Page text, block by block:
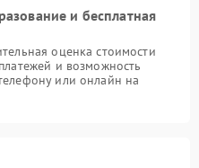
и бесплатная
оценка стоимости
и возможность
или онлайн на